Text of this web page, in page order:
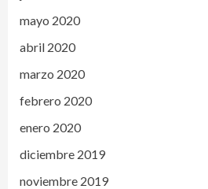
mayo 2020
abril 2020
marzo 2020
febrero 2020
enero 2020
diciembre 2019
noviembre 2019